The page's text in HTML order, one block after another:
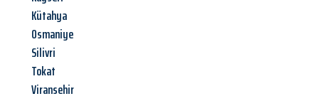
Kütahya
Osmaniye
Silivri
Tokat
Viransehir